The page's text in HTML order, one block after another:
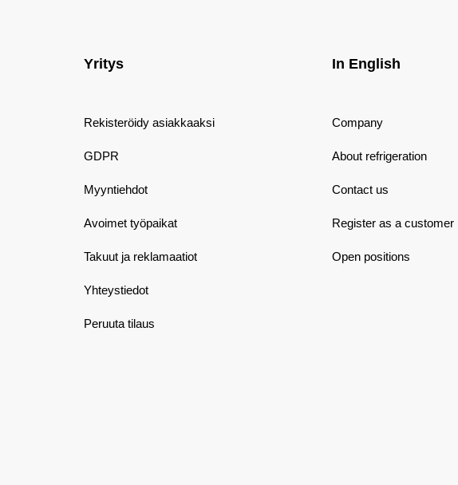
Yritys
Rekisteröidy asiakkaaksi
GDPR
Myyntiehdot
Avoimet työpaikat
Takuut ja reklamaatiot
Yhteystiedot
Peruuta tilaus
In English
Company
About refrigeration
Contact us
Register as a customer
Open positions